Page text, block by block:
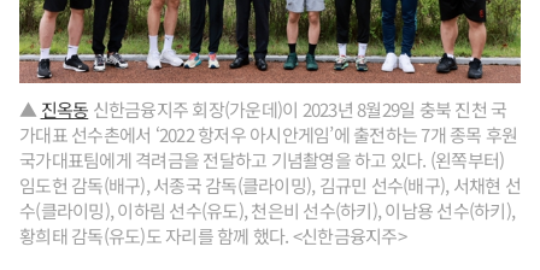
▲ 진옥동 신한금융지주 회장(가운데)이 2023년 8월29일 충북 진천 국
가대표 선수촌에서 ‘2022 항저우 아시안게임’에 출전하는 7개 종목 후원
국가대표팀에게 격려금을 전달하고 기념촬영을 하고 있다. (왼쪽부터)
임도헌 감독(배구), 서종국 감독(클라이밍), 김규민 선수(배구), 서채현 선
수(클라이밍), 이하림 선수(유도), 천은비 선수(하키), 이남용 선수(하키),
황희태 감독(유도)도 자리를 함께 했다. <신한금융지주>